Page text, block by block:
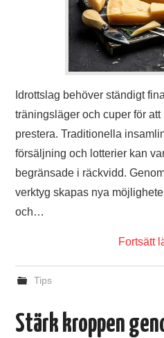
Idrottslag behöver ständigt
träningsläger och cuper för
prestera. Traditionella
försäljning och lotterier kan
begränsade i räckvidd.
verktyg skapas nya
och…
Fortsätt
Tips
Stärk kroppen